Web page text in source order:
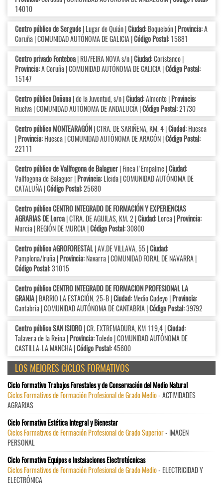
14010
Centro público de Sergude| Lugar de Quián |Ciudad:Boqueixón |Provincia:A
Coruña | COMUNIDAD AUTÓNOMA DE GALICIA |Código Postal:15881
Centro privado Fonteboa| RU/FEIRA NOVA s/n |Ciudad:Coristanco |
Provincia:A Coruña | COMUNIDAD AUTÓNOMA DE GALICIA |Código Postal:
15147
Centro público Doñana| de la Juventud, s/n |Ciudad:Almonte |Provincia:
Huelva | COMUNIDAD AUTÓNOMA DE ANDALUCÍA |Código Postal:21730
Centro público MONTEARAGÓN| CTRA. DE SARIÑENA, KM. 4 |Ciudad:Huesca
|Provincia:Huesca | COMUNIDAD AUTÓNOMA DE ARAGÓN |Código Postal:
22111
Centro público de Vallfogona de Balaguer| Finca l'Empalme |Ciudad:
Vallfogona de Balaguer |Provincia:Lleida | COMUNIDAD AUTÓNOMA DE
CATALUÑA |Código Postal:25680
Centro público CENTRO INTEGRADO DE FORMACIÓN Y EXPERIENCIAS
AGRARIAS DE Lorca| CTRA. DE AGUILAS, KM. 2 |Ciudad:Lorca |Provincia:
Murcia | REGIÓN DE MURCIA |Código Postal:30800
Centro público AGROFORESTAL| AV.DE VILLAVA, 55 |Ciudad:
Pamplona/Iruña |Provincia:Navarra | COMUNIDAD FORAL DE NAVARRA |
Código Postal:31015
Centro público CENTRO INTEGRADO DE FORMACION PROFESIONAL LA
GRANJA| BARRIO LA ESTACIÓN, 25-B |Ciudad:Medio Cudeyo |Provincia:
Cantabria | COMUNIDAD AUTÓNOMA DE CANTABRIA |Código Postal:39792
Centro público SAN ISIDRO| CR. EXTREMADURA, KM 119,4 |Ciudad:
Talavera de la Reina |Provincia:Toledo | COMUNIDAD AUTÓNOMA DE
CASTILLA-LA MANCHA |Código Postal:45600
LOS MEJORES CICLOS FORMATIVOS
Ciclo Formativo Trabajos Forestales y de Conservación del Medio Natural
Ciclos Formativos de Formación Profesional de Grado Medio- ACTIVIDADES
AGRARIAS
Ciclo Formativo Estética Integral y Bienestar
Ciclos Formativos de Formación Profesional de Grado Superior- IMAGEN
PERSONAL
Ciclo Formativo Equipos e Instalaciones Electrotécnicas
Ciclos Formativos de Formación Profesional de Grado Medio- ELECTRICIDAD Y
ELECTRÓNICA